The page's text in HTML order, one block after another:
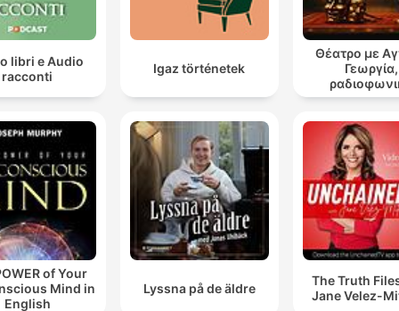
libri e Audio
racconti
Igaz történetek
Θέατρο με
Γεωργία,
θεατρικά
of Your
Mind in
English
Lyssna på de äldre
The Truth
Jane Velez-